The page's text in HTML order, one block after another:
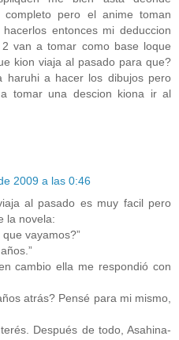
pero el anime toman
entonces mi deduccion
van a tomar como base loque
kion viaja al pasado para que?
haruhi a hacer los dibujos pero
tomar una descion kiona ir al
2009 a las 0:46
al pasado es muy facil pero
la novela:
vayamos?”
cambio ella me respondió con
atrás? Pensé para mi mismo,
Después de todo, Asahina-